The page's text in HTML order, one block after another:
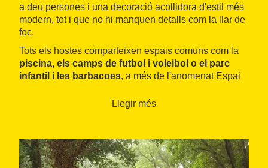
a deu persones i una decoració acollidora d'estil més
modern, tot i que no hi manquen detalls com la llar de
foc.
Tots els hostes comparteixen espais comuns com la
piscina, els camps de futbol i voleibol o el parc
infantil i les barbacoes, a més de l'anomenat Espai
quadrats amb llar de foc on passar-hi estones
Llegir més